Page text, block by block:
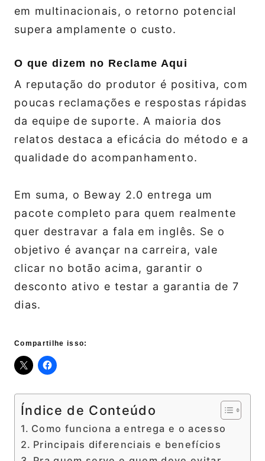
em multinacionais, o retorno potencial
supera amplamente o custo.
O que dizem no Reclame Aqui
A reputação do produtor é positiva, com
poucas reclamações e respostas rápidas
da equipe de suporte. A maioria dos
relatos destaca a eficácia do método e a
qualidade do acompanhamento.
Em suma, o Beway 2.0 entrega um
pacote completo para quem realmente
quer destravar a fala em inglês. Se o
objetivo é avançar na carreira, vale
clicar no botão acima, garantir o
desconto ativo e testar a garantia de 7
dias.
Compartilhe isso:
Índice de Conteúdo
Como funciona a entrega e o acesso
Principais diferenciais e benefícios